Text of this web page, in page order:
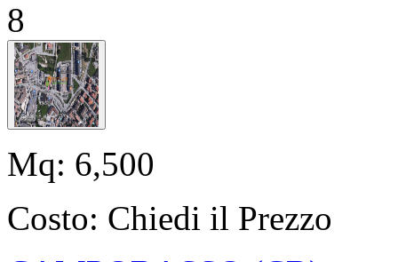
8
Mq: 6,500
Costo: Chiedi il Prezzo